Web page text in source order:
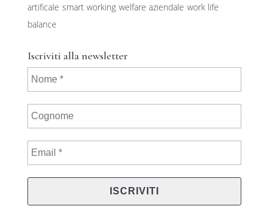
artificale smart working welfare aziendale work life
balance
Iscriviti alla newsletter